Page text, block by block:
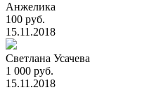
Анжелика
100 руб.
15.11.2018
Светлана Усачева
1 000 руб.
15.11.2018